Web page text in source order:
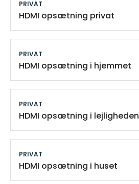
PRIVAT
HDMI opsætning privat
PRIVAT
HDMI opsætning i hjemmet
PRIVAT
HDMI opsætning i lejligheden
PRIVAT
HDMI opsætning i huset